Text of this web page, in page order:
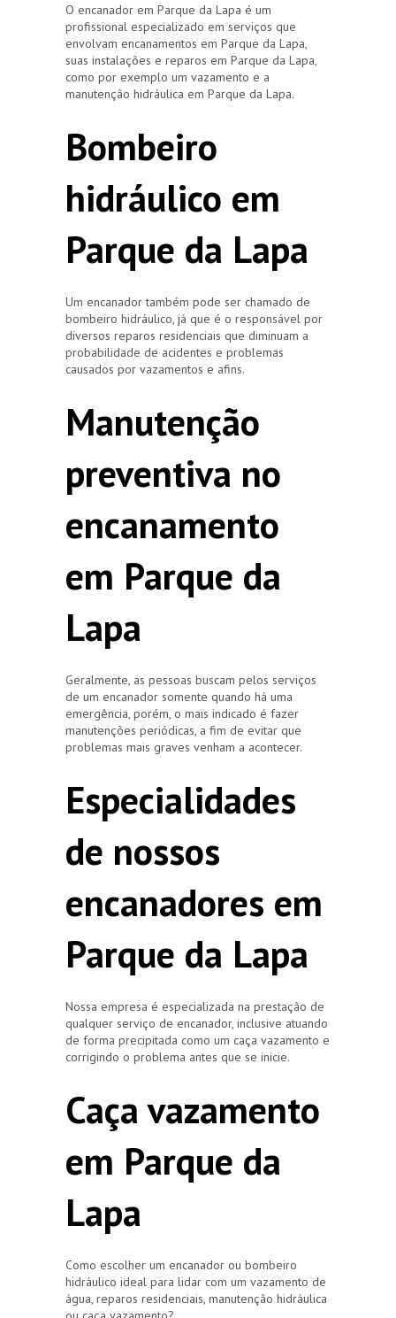
O encanador em Parque da Lapa é um
profissional especializado em serviços que
envolvam encanamentos em Parque da Lapa,
suas instalações e reparos em Parque da Lapa,
como por exemplo um vazamento e a
manutenção hidráulica em Parque da Lapa.
Bombeiro
hidráulico em
Parque da Lapa
Um encanador também pode ser chamado de
bombeiro hidráulico, já que é o responsável por
diversos reparos residenciais que diminuam a
probabilidade de acidentes e problemas
causados por vazamentos e afins.
Manutenção
preventiva no
encanamento
em Parque da
Lapa
Geralmente, as pessoas buscam pelos serviços
de um encanador somente quando há uma
emergência, porém, o mais indicado é fazer
manutenções periódicas, a fim de evitar que
problemas mais graves venham a acontecer.
Especialidades
de nossos
encanadores em
Parque da Lapa
Nossa empresa é especializada na prestação de
qualquer serviço de encanador, inclusive atuando
de forma precipitada como um caça vazamento e
corrigindo o problema antes que se inicie.
Caça vazamento
em Parque da
Lapa
Como escolher um encanador ou bombeiro
hidráulico ideal para lidar com um vazamento de
água, reparos residenciais, manutenção hidráulica